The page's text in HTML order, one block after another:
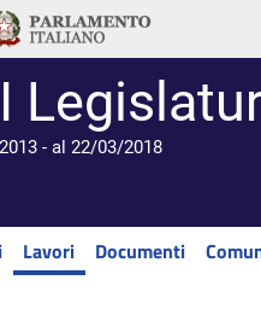
- al 22/03/2018
Lavori Documenti